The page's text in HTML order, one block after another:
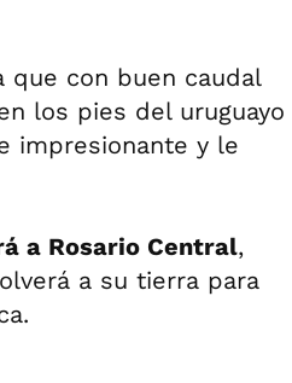
que con buen caudal
los pies del uruguayo
impresionante y le
a Rosario Central,
a su tierra para